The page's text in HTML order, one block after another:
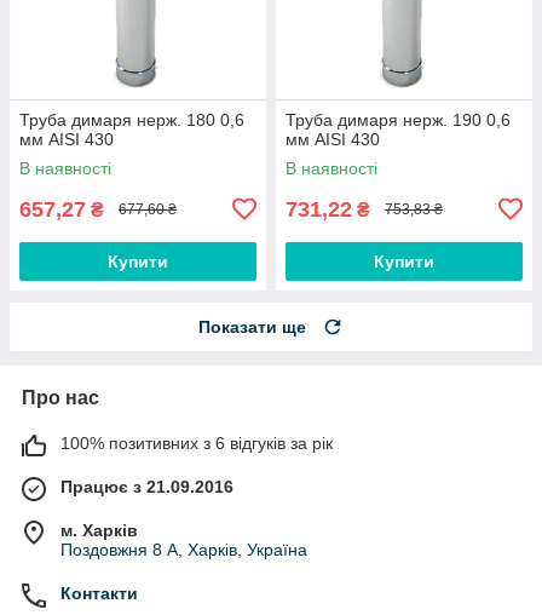
Труба димаря нерж. 180 0,6
мм AISI 430
В наявності
657,27 ₴ 677,60 ₴
Купити
Труба димаря нерж. 190 0,6
мм AISI 430
В наявності
731,22 ₴ 753,83 ₴
Купити
Показати ще
Про нас
100% позитивних з 6 відгуків за рік
Працює з 21.09.2016
м. Харків
Поздовжня 8 А, Харків, Україна
Контакти